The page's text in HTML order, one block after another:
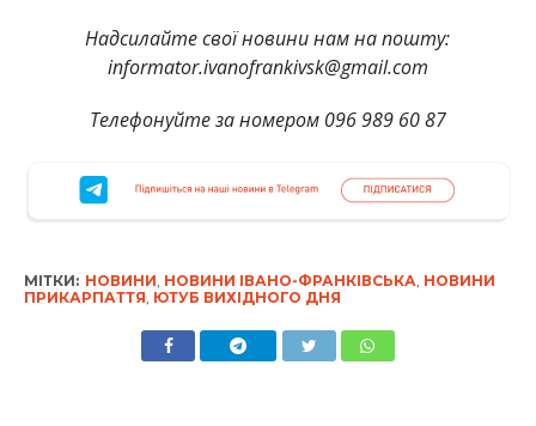
Надсилайте свої новини нам на пошту:
informator.ivanofrankivsk@gmail.com
Телефонуйте за номером 096 989 60 87
МІТКИ: НОВИНИ, НОВИНИ ІВАНО-ФРАНКІВСЬКА, НОВИНИ
ПРИКАРПАТТЯ, ЮТУБ ВИХІДНОГО ДНЯ